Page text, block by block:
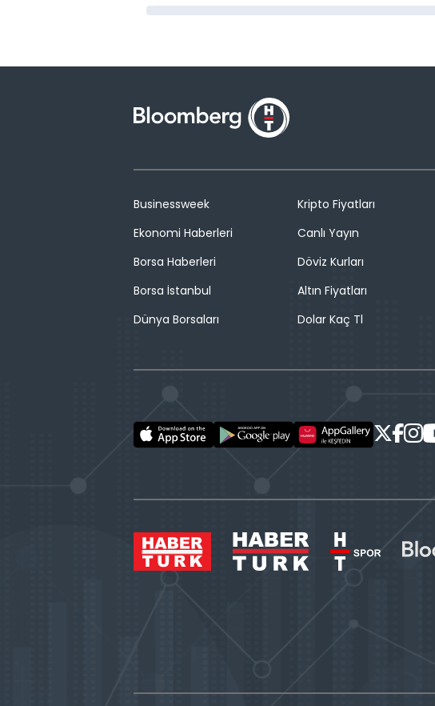
Businessweek
Ekonomi Haberleri
Borsa Haberleri
Borsa İstanbul
Dünya Borsaları
Kripto Fiyatları
Canlı Yayın
Döviz Kurları
Altın Fiyatları
Dolar Kaç Tl